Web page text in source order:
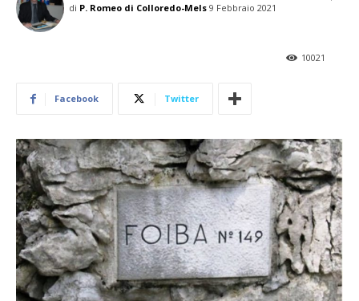
di P. Romeo di Colloredo-Mels 9 Febbraio 2021
10021
Facebook Twitter